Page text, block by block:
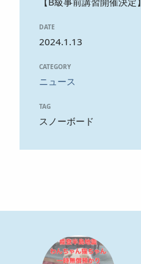
DATE
2024.1.13
CATEGORY
ニュース
TAG
スノーボード